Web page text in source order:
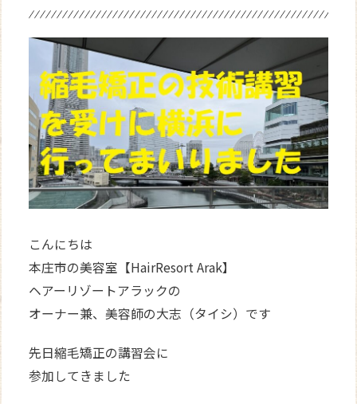
WEB
こんにちは
本庄市の美容室【HairResort Arak】
ヘアーリゾートアラックの
オーナー兼、美容師の大志（タイシ）です
先日縮毛矯正の講習会に
参加してきました